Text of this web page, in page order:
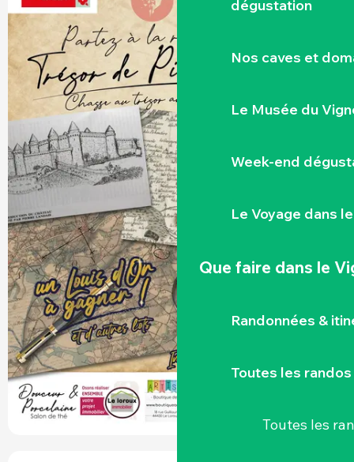
dégustation
Nos caves et
Le Musée du
Week-end
Le Voyage dans
Que faire dans le
Randonnées &
Toutes les randos
Toutes les